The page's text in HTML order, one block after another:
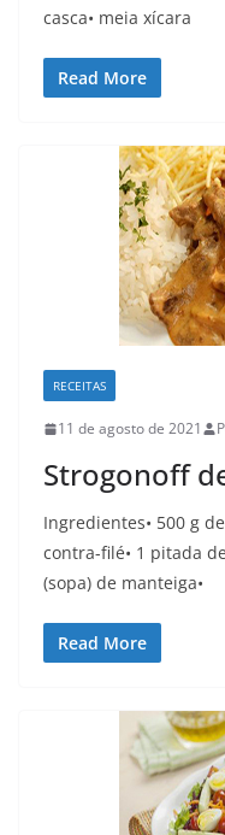
casca• meia xícara
Read More
RECEITAS
11 de agosto de 2021
Strogonoff
Ingredientes• 500 g
contra-filé• 1 pitada
(sopa) de manteiga•
Read More